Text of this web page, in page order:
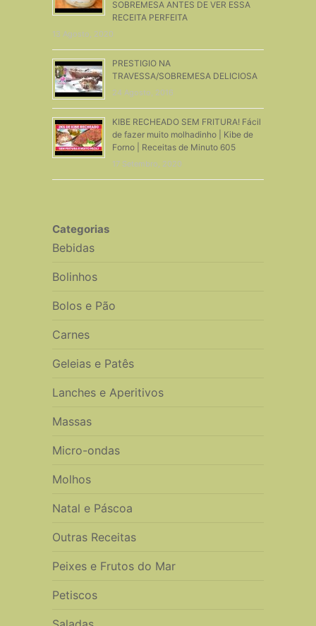
SOBREMESA ANTES DE VER ESSA
RECEITA PERFEITA
13 Agosto, 2020
PRESTIGIO NA
TRAVESSA/SOBREMESA DELICIOSA
24 Agosto, 2016
KIBE RECHEADO SEM FRITURA! Fácil
de fazer muito molhadinho | Kibe de
Forno | Receitas de Minuto 605
17 Setembro, 2020
Categorias
Bebidas
Bolinhos
Bolos e Pão
Carnes
Geleias e Patês
Lanches e Aperitivos
Massas
Micro-ondas
Molhos
Natal e Páscoa
Outras Receitas
Peixes e Frutos do Mar
Petiscos